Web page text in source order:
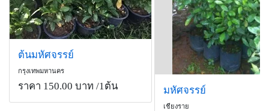
จะลดลง เพราะความชื้นทำให้ดอกเป็นรา ปลายฝนไปแล้ว
จึงจะให้ผลผลิตค่อนข้างสูง บางต้นถึง 2, 000 ผล ช่วงฤดู
อื่นจะมากบ้างน้อยบ้างขึ้นอยู่กับจังหวะที่ดอกบาน ดอกมิ
ราเคิลมีกลิ่นหอมคล้ายดอกราตรี
ต้นมหัศจรรย์
กรุงเทพมหานคร
ราคา 150.00 บาท /1ต้น มหัศจรรย์
เชียงราย